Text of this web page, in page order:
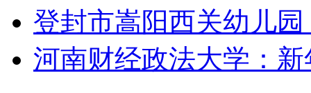
登封市嵩阳西关幼儿
河南财经政法大学：